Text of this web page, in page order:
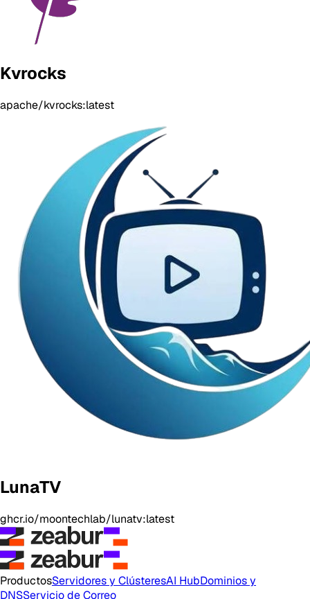
Kvrocks
apache/kvrocks:latest
LunaTV
ghcr.io/moontechlab/lunatv:latest
ProductosServidores y ClústeresAI HubDominios y
DNSServicio de Correo